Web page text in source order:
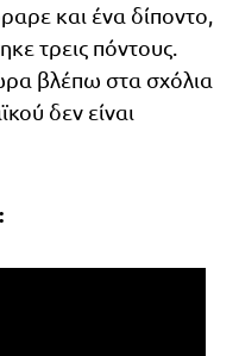
και ένα δίποντο,
τρεις πόντους.
βλέπω στα σχόλια
δεν είναι